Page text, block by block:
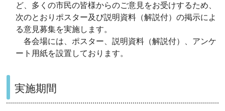
ど、多くの市民の皆様からのご意見をお受けするため、
次のとおりポスター及び説明資料（解説付）の掲示によ
る意見募集を実施します。
各会場には、ポスター、説明資料（解説付）、アンケ
ート用紙を設置しております。
実施期間